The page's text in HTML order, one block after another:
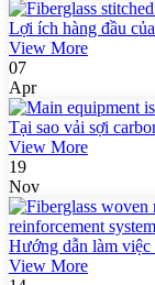
Lợi ích hàng đầu
View More
07
Apr
Tại sao vải sợi
View More
19
Nov
Hướng dẫn làm việc
View More